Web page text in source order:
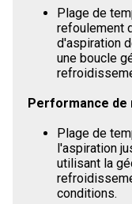
Plage de
refoulement
d'aspiration
une boucle
Performance
Plage de
l'aspiration
utilisant la
conditions.